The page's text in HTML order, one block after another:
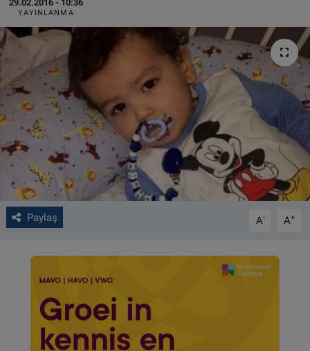
29.02.2016 - 10:36
YAYINLANMA
Paylaş A- A+
BİLİM-TEKNOLOJİ
SAĞLIK
FOTO GALERİ
VIDEO GALERİ
ALGEMENE VOORWAARDEN
CONTACT
Çerez Politikası
Haber Arşivi